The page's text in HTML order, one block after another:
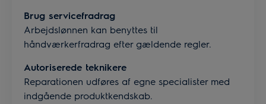
Brug servicefradrag
Arbejdslønnen kan benyttes til
håndværkerfradrag efter gældende regler.
Autoriserede teknikere
Reparationen udføres af egne specialister med
indgående produktkendskab.